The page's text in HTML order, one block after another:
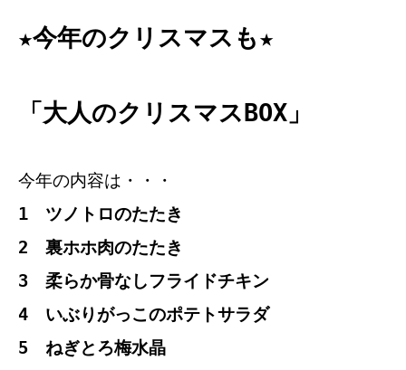
★今年のクリスマスも★
「大人のクリスマスBOX」
今年の内容は・・・
1 ツノトロのたたき
2 裏ホホ肉のたたき
3 柔らか骨なしフライドチキン
4 いぶりがっこのポテトサラダ
5 ねぎとろ梅水晶